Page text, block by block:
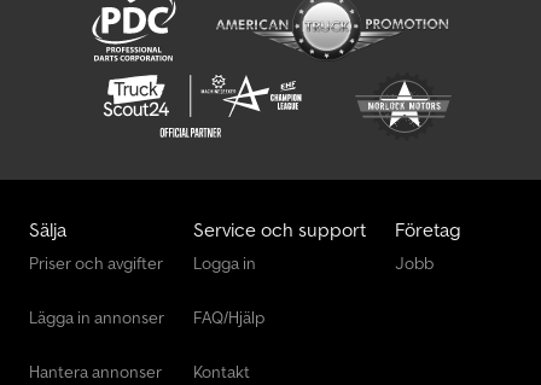
Sälja
Priser och avgifter
Lägga in annonser
Hantera annonser
Service och support
Logga in
FAQ/Hjälp
Kontakt
Företag
Jobb